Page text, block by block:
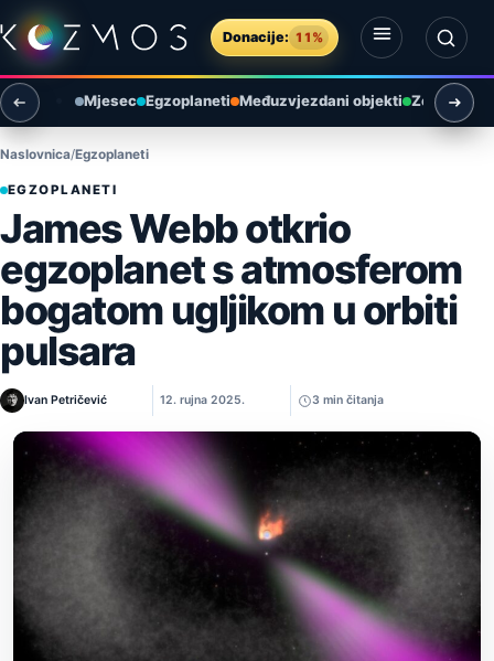
Preskoči na sadržaj
Donacije: 11%
Otvori izbornik
Otvori pretragu
Mjesec Egzoplaneti Međuzvjezdani objekti Zemlja i
Naslovnica Egzoplaneti
EGZOPLANETI
James Webb otkrio
egzoplanet s atmosferom
bogatom ugljikom u orbiti
pulsara
Ivan Petričević 12. rujna 2025. 3 min čitanja